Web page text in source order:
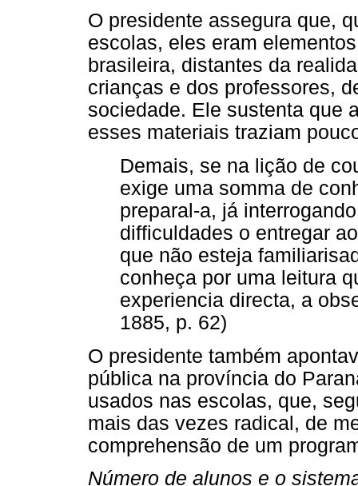
O presidente assegura que,
escolas, eles eram
brasileira, distantes da
crianças e dos professores,
sociedade. Ele sustenta que
esses materiais traziam
Demais, se na lição de
exige uma somma de
preparal-a, já
difficuldades o entregar
que não esteja
conheça por uma leitura
experiencia directa, a
1885, p. 62)
O presidente também
pública na província do
usados nas escolas, que,
mais das vezes radical, de
comprehensão de um
Número de alunos e o